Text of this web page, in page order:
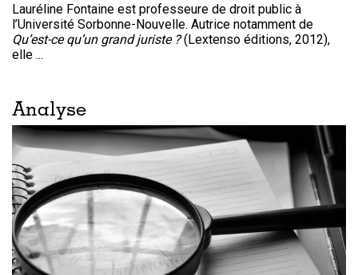
Lauréline Fontaine est professeure de droit public à
l’Université Sorbonne-Nouvelle. Autrice notamment de
Qu’est-ce qu’un grand juriste ?(Lextenso éditions, 2012),
elle ...
Analyse